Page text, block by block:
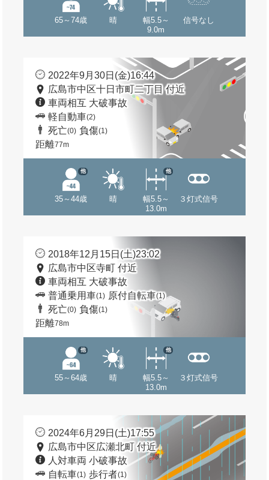
65～74歳 晴
幅5.5～
9.0m
信号なし
2022年9月30日(金)16:44
広島市中区十日市町二丁目 付近
車両相互 大破事故
軽自動車(2)
死亡(0) 負傷(1)
距離77m
35～44歳
他
晴
幅5.5～
13.0m
他
３灯式信号
2018年12月15日(土)23:02
広島市中区寺町 付近
車両相互 大破事故
普通乗用車(1) 原付自転車(1)
死亡(0) 負傷(1)
距離78m
55～64歳
他
晴
幅5.5～
13.0m
他
３灯式信号
2024年6月29日(土)17:55
広島市中区広瀬北町 付近
人対車両 小破事故
自転車(1) 歩行者(1)